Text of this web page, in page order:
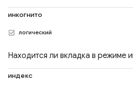
инкогнито
логический
Находится ли вкладка в режиме
индекс